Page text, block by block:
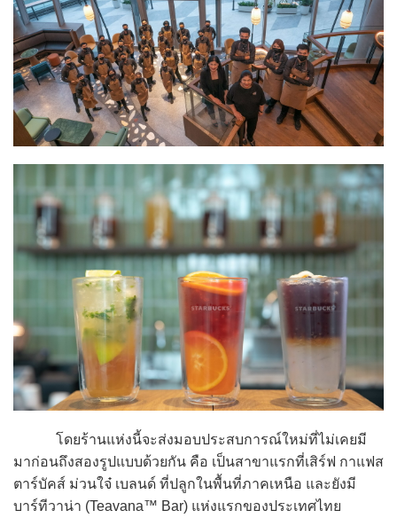
โดยร้านแห่งนี้จะส่งมอบประสบการณ์ใหม่ที่ไม่เคยมี
มาก่อนถึงสองรูปแบบด้วยกัน คือ เป็นสาขาแรกที่เสิร์ฟ กาแฟส
ตาร์บัคส์ ม่วนใจ๋ เบลนด์ ที่ปลูกในพื้นที่ภาคเหนือ และยังมี
บาร์ทีวาน่า (Teavana™ Bar) แห่งแรกของประเทศไทย